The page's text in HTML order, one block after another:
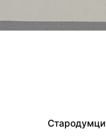
Стародумци